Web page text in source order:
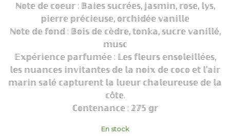
ℕ𝕠𝕥𝕖 𝕕𝕖 𝕔𝕠𝕖𝕦𝕣 : 𝔹𝕒𝕚𝕖𝕤 𝕤𝕦𝕔𝕣é𝕖𝕤, 𝕛𝕒𝕤𝕞𝕚𝕟, 𝕣𝕠𝕤𝕖, 𝕝𝕪𝕤,
𝕡𝕚𝕖𝕣𝕣𝕖 𝕡𝕣é𝕔𝕚𝕖𝕦𝕤𝕖, 𝕠𝕣𝕔𝕙𝕚𝕕é𝕖 𝕧𝕒𝕟𝕚𝕝𝕝𝕖
ℕ𝕠𝕥𝕖 𝕕𝕖 𝕗𝕠𝕟𝕕 : 𝔹𝕠𝕚𝕤 𝕕𝕖 𝕔è𝕕𝕣𝕖, 𝕥𝕠𝕟𝕜𝕒, 𝕤𝕦𝕔𝕣𝕖 𝕧𝕒𝕟𝕚𝕝𝕝é,
𝕞𝕦𝕤𝕔
𝔼𝕩𝕡é𝕣𝕚𝕖𝕟𝕔𝕖 𝕡𝕒𝕣𝕗𝕦𝕞é𝕖 : 𝕃𝕖𝕤 𝕗𝕝𝕖𝕦𝕣𝕤 𝕖𝕟𝕤𝕠𝕝𝕖𝕚𝕝𝕝é𝕖𝕤,
𝕝𝕖𝕤 𝕟𝕦𝕒𝕟𝕔𝕖𝕤 𝕚𝕟𝕧𝕚𝕥𝕒𝕟𝕥𝕖𝕤 𝕕𝕖 𝕝𝕒 𝕟𝕠𝕚𝕩 𝕕𝕖 𝕔𝕠𝕔𝕠 𝕖𝕥 𝕝’𝕒𝕚𝕣
𝕞𝕒𝕣𝕚𝕟 𝕤𝕒𝕝é 𝕔𝕒𝕡𝕥𝕦𝕣𝕖𝕟𝕥 𝕝𝕒 𝕝𝕦𝕖𝕦𝕣 𝕔𝕙𝕒𝕝𝕖𝕦𝕣𝕖𝕦𝕤𝕖 𝕕𝕖 𝕝𝕒
𝕔ô𝕥𝕖.
ℂ𝕠𝕟𝕥𝕖𝕟𝕒𝕟𝕔𝕖 : 𝟚𝟟𝟝 𝕘𝕣
En stock